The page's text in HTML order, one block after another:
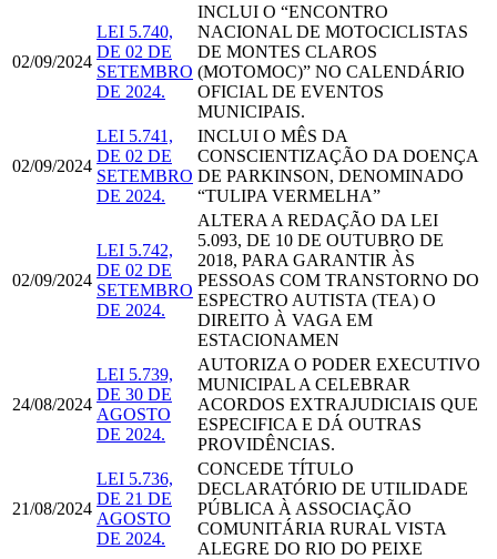
02/09/2024
LEI 5.740,
DE 02 DE
SETEMBRO
DE 2024.
INCLUI O “ENCONTRO
NACIONAL DE MOTOCICLISTAS
DE MONTES CLAROS
(MOTOMOC)” NO CALENDÁRIO
OFICIAL DE EVENTOS
MUNICIPAIS.
02/09/2024
LEI 5.741,
DE 02 DE
SETEMBRO
DE 2024.
INCLUI O MÊS DA
CONSCIENTIZAÇÃO DA DOENÇA
DE PARKINSON, DENOMINADO
“TULIPA VERMELHA”
02/09/2024
LEI 5.742,
DE 02 DE
SETEMBRO
DE 2024.
ALTERA A REDAÇÃO DA LEI
5.093, DE 10 DE OUTUBRO DE
2018, PARA GARANTIR ÀS
PESSOAS COM TRANSTORNO DO
ESPECTRO AUTISTA (TEA) O
DIREITO À VAGA EM
ESTACIONAMEN
24/08/2024
LEI 5.739,
DE 30 DE
AGOSTO
DE 2024.
AUTORIZA O PODER EXECUTIVO
MUNICIPAL A CELEBRAR
ACORDOS EXTRAJUDICIAIS QUE
ESPECIFICA E DÁ OUTRAS
PROVIDÊNCIAS.
21/08/2024
​​​​​​​LEI 5.736,
DE 21 DE
AGOSTO
DE 2024.
CONCEDE TÍTULO
DECLARATÓRIO DE UTILIDADE
PÚBLICA À ASSOCIAÇÃO
COMUNITÁRIA RURAL VISTA
ALEGRE DO RIO DO PEIXE